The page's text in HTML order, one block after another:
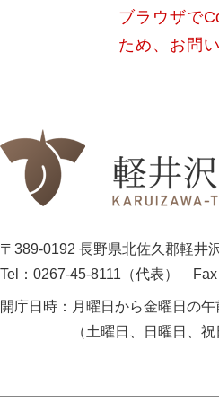
ブラウザで
ため、お問
〒389-0192 長野県北佐久郡軽井
Tel：0267-45-8111（代表）
開庁日時： 月曜日から金曜日の
（土曜日、日曜日、